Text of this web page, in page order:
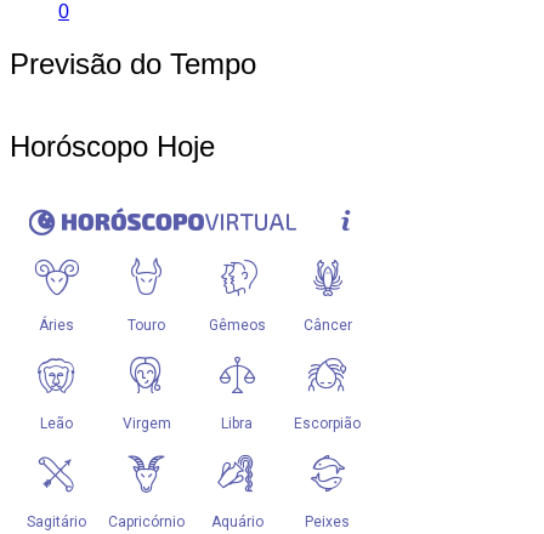
0
Previsão do Tempo
Horóscopo Hoje